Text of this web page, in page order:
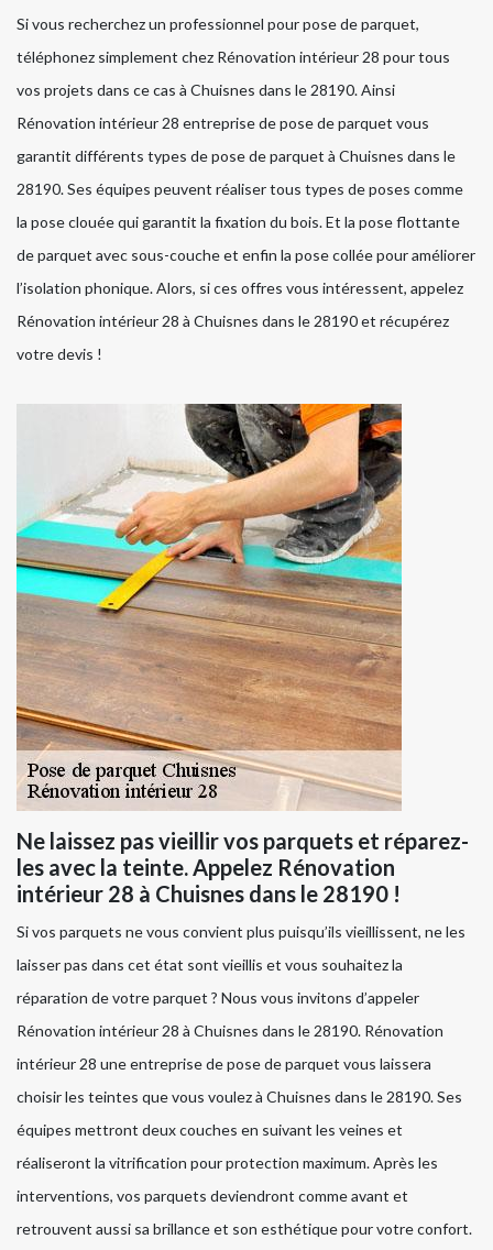
Si vous recherchez un professionnel pour pose de parquet,
téléphonez simplement chez Rénovation intérieur 28 pour tous
vos projets dans ce cas à Chuisnes dans le 28190. Ainsi
Rénovation intérieur 28 entreprise de pose de parquet vous
garantit différents types de pose de parquet à Chuisnes dans le
28190. Ses équipes peuvent réaliser tous types de poses comme
la pose clouée qui garantit la fixation du bois. Et la pose flottante
de parquet avec sous-couche et enfin la pose collée pour améliorer
l’isolation phonique. Alors, si ces offres vous intéressent, appelez
Rénovation intérieur 28 à Chuisnes dans le 28190 et récupérez
votre devis !
Ne laissez pas vieillir vos parquets et réparez-
les avec la teinte. Appelez Rénovation
intérieur 28 à Chuisnes dans le 28190 !
Si vos parquets ne vous convient plus puisqu’ils vieillissent, ne les
laisser pas dans cet état sont vieillis et vous souhaitez la
réparation de votre parquet ? Nous vous invitons d’appeler
Rénovation intérieur 28 à Chuisnes dans le 28190. Rénovation
intérieur 28 une entreprise de pose de parquet vous laissera
choisir les teintes que vous voulez à Chuisnes dans le 28190. Ses
équipes mettront deux couches en suivant les veines et
réaliseront la vitrification pour protection maximum. Après les
interventions, vos parquets deviendront comme avant et
retrouvent aussi sa brillance et son esthétique pour votre confort.